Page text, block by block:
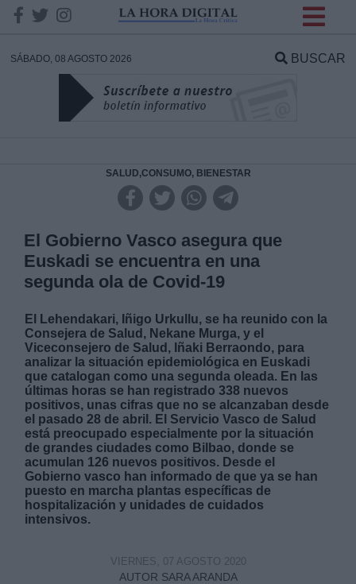
SÁBADO, 08 AGOSTO 2026 BUSCAR
SALUD,CONSUMO, BIENESTAR
El Gobierno Vasco asegura que
Euskadi se encuentra en una
segunda ola de Covid-19
El Lehendakari, Iñigo Urkullu, se ha reunido con la
Consejera de Salud, Nekane Murga, y el
Viceconsejero de Salud, Iñaki Berraondo, para
analizar la situación epidemiológica en Euskadi
que catalogan como una segunda oleada. En las
últimas horas se han registrado 338 nuevos
positivos, unas cifras que no se alcanzaban desde
el pasado 28 de abril. El Servicio Vasco de Salud
está preocupado especialmente por la situación
de grandes ciudades como Bilbao, donde se
acumulan 126 nuevos positivos. Desde el
Gobierno vasco han informado de que ya se han
puesto en marcha plantas específicas de
hospitalización y unidades de cuidados
intensivos.
AUTOR SARA ARANDA
VIERNES, 07 AGOSTO 2020
DATOS
Responsable:
Legitimación:
Destinatarios:
Derechos:
link
Información adicional